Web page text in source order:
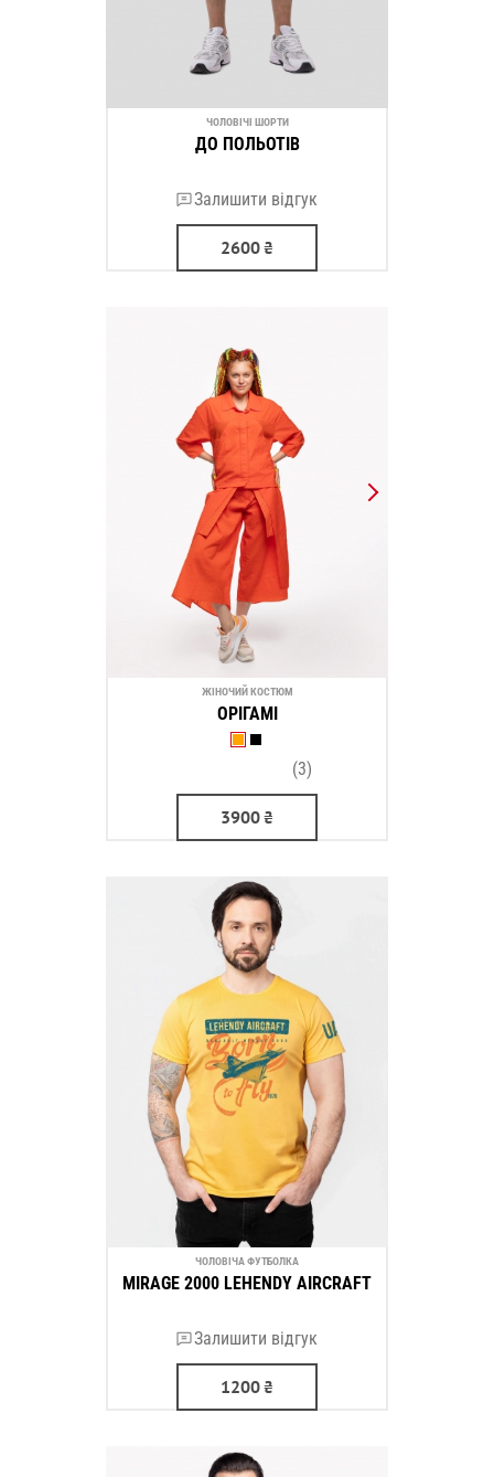
ЧОЛОВІЧІ ШОРТИ
ДО ПОЛЬОТІВ
Залишити відгук
2600₴
ЖІНОЧИЙ КОСТЮМ
ОРІГАМІ
(3)
3900₴
ЧОЛОВІЧА ФУТБОЛКА
MIRAGE 2000 LEHENDY AIRCRAFT
Залишити відгук
1200₴